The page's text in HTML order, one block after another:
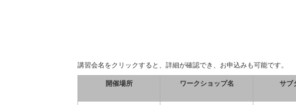
講習会名をクリックすると、詳細が確認でき、お申込みも可能です。
開催場所 ワークショップ名 サブ